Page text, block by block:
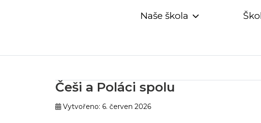
Naše škola
Češi a Poláci spolu
Vytvořeno: 6. červen 2026